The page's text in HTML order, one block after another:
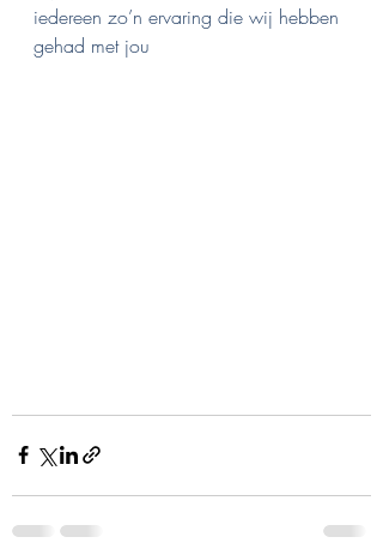
iedereen zo’n ervaring die wij hebben
gehad met jou